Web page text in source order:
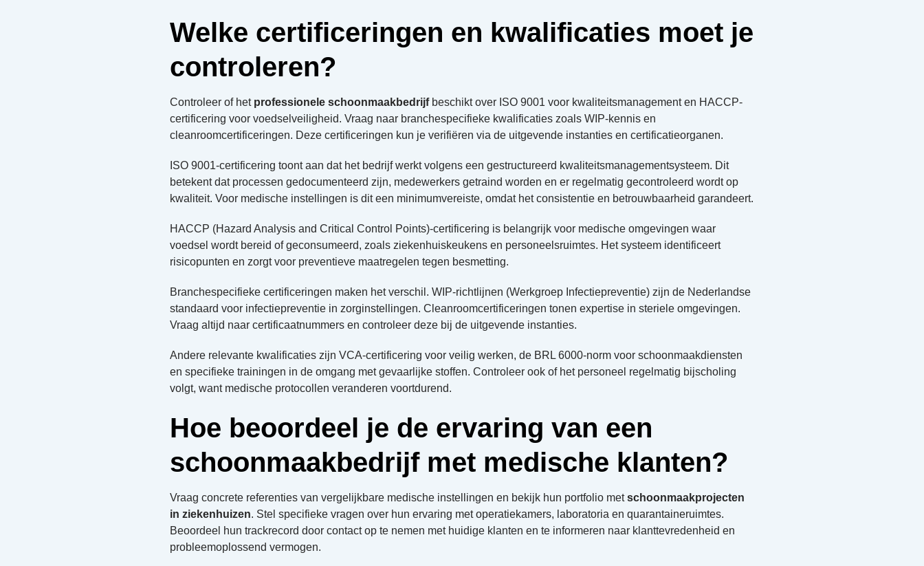
Welke certificeringen en kwalificaties moet je
controleren?
Controleer of het professionele schoonmaakbedrijfbeschikt over ISO 9001 voor kwaliteitsmanagement en HACCP-
certificering voor voedselveiligheid. Vraag naar branchespecifieke kwalificaties zoals WIP-kennis en
cleanroomcertificeringen. Deze certificeringen kun je verifiëren via de uitgevende instanties en certificatieorganen.
ISO 9001-certificering toont aan dat het bedrijf werkt volgens een gestructureerd kwaliteitsmanagementsysteem. Dit
betekent dat processen gedocumenteerd zijn, medewerkers getraind worden en er regelmatig gecontroleerd wordt op
kwaliteit. Voor medische instellingen is dit een minimumvereiste, omdat het consistentie en betrouwbaarheid garandeert.
HACCP (Hazard Analysis and Critical Control Points)-certificering is belangrijk voor medische omgevingen waar
voedsel wordt bereid of geconsumeerd, zoals ziekenhuiskeukens en personeelsruimtes. Het systeem identificeert
risicopunten en zorgt voor preventieve maatregelen tegen besmetting.
Branchespecifieke certificeringen maken het verschil. WIP-richtlijnen (Werkgroep Infectiepreventie) zijn de Nederlandse
standaard voor infectiepreventie in zorginstellingen. Cleanroomcertificeringen tonen expertise in steriele omgevingen.
Vraag altijd naar certificaatnummers en controleer deze bij de uitgevende instanties.
Andere relevante kwalificaties zijn VCA-certificering voor veilig werken, de BRL 6000-norm voor schoonmaakdiensten
en specifieke trainingen in de omgang met gevaarlijke stoffen. Controleer ook of het personeel regelmatig bijscholing
volgt, want medische protocollen veranderen voortdurend.
Hoe beoordeel je de ervaring van een
schoonmaakbedrijf met medische klanten?
Vraag concrete referenties van vergelijkbare medische instellingen en bekijk hun portfolio metschoonmaakprojecten
in ziekenhuizen. Stel specifieke vragen over hun ervaring met operatiekamers, laboratoria en quarantaineruimtes.
Beoordeel hun trackrecord door contact op te nemen met huidige klanten en te informeren naar klanttevredenheid en
probleemoplossend vermogen.